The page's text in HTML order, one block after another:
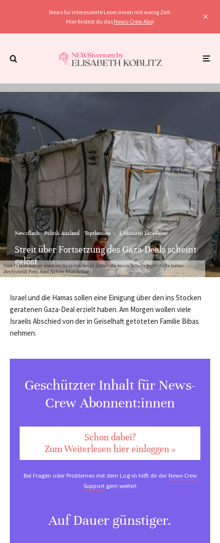
News für interessierte Leser:innen mit wenig Zeit.
Hier findest du das News-Crew Abo!
Viele Palästinenser leben im Gazastreifen in Zelten, die kaum Schutz gegen Kälte bieten.
(Archivbild) Foto: Abed Rahim Khatib/dpa
Newsflash Politik Ausland Topthemen · 3 Minuten Lesedauer
Streit über Fortsetzung des Gaza-Deals scheint
gelöst
Israel und die Hamas sollen eine Einigung über den ins Stocken
geratenen Gaza-Deal erzielt haben. Am Morgen wollen viele
Israelis Abschied von der in Geiselhaft getöteten Familie Bibas
nehmen.
Geschützter Inhalt für News-
Crew Abonnent:innen
Schon dabei?
Zum Weiterlesen hier einloggen »
Bei Fragen oder Problemen mit dem Log-in hilft dir derNews-Crew
Support gern weiter!
Auf Dauer günstiger.